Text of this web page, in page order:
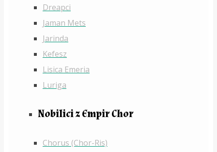
Dreapci
Jaman Mets
Jarinda
Kefesz
Lisica Emeria
Luriga
Nobilici z Empir Chor
Chorus (Chor-Ris)